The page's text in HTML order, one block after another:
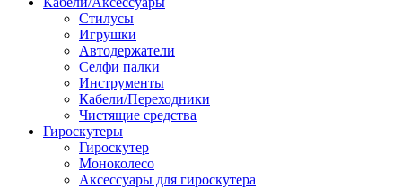
Стилусы
Игрушки
Автодержатели
Селфи палки
Инструменты
Кабели/Переходники
Чистящие средства
Гироскутеры
Гироскутер
Моноколесо
Аксессуары для гироскутера